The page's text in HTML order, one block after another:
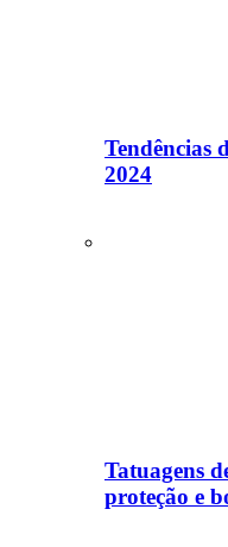
Tendências
2024
Tatuagens
proteção e